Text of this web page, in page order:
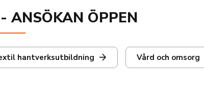
ANSÖKAN ÖPPEN
hantverksutbildning Vård och omsorg